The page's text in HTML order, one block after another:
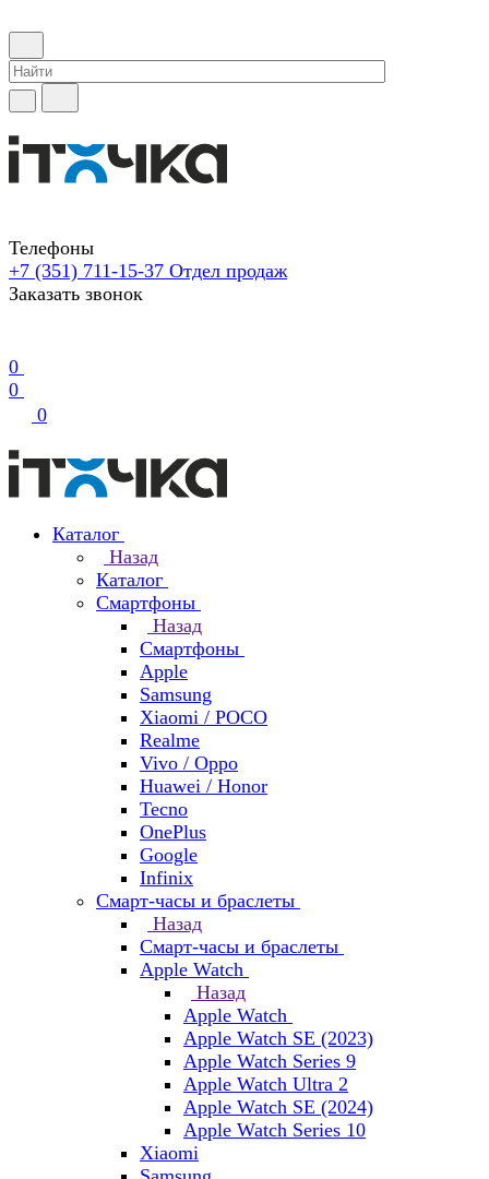
Телефоны
+7 (351) 711-15-37 Отдел продаж
Заказать звонок
0
0
0
Каталог
Назад
Каталог
Смартфоны
Назад
Смартфоны
Apple
Samsung
Xiaomi / POCO
Realme
Vivo / Oppo
Huawei / Honor
Tecno
OnePlus
Google
Infinix
Смарт-часы и браслеты
Назад
Смарт-часы и браслеты
Apple Watch
Назад
Apple Watch
Apple Watch SE (2023)
Apple Watch Series 9
Apple Watch Ultra 2
Apple Watch SE (2024)
Apple Watch Series 10
Xiaomi